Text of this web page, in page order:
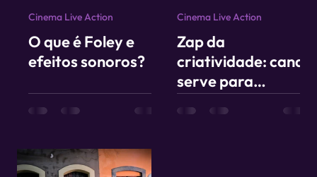
O que é Foley e
efeitos sonoros?
Cinema Live Action
Zap da
criatividade: canal
serve para
conteúdos
Cinema Live Action